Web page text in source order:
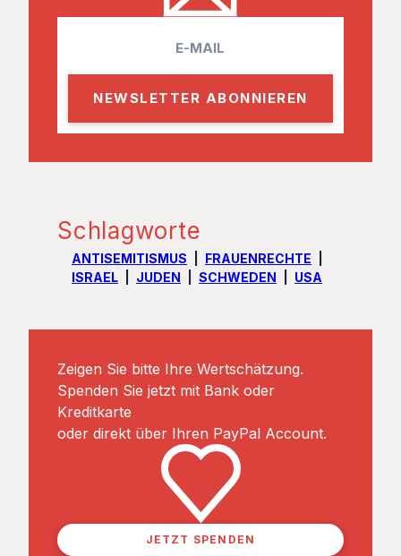
l
Schlagworte
ANTISEMITISMUS
FRAUENRECHTE
ISRAEL
JUDEN SCHWEDEN USA
Zeigen Sie bitte Ihre Wertschätzung.
Spenden Sie jetzt mit Bank oder
Kreditkarte
oder direkt über Ihren PayPal Account.
JETZT SPENDEN